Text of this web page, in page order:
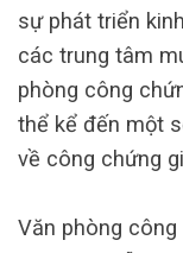
sự phát triển
các trung tâm
phòng công
thể kể đến một
về công chứng
Văn phòng